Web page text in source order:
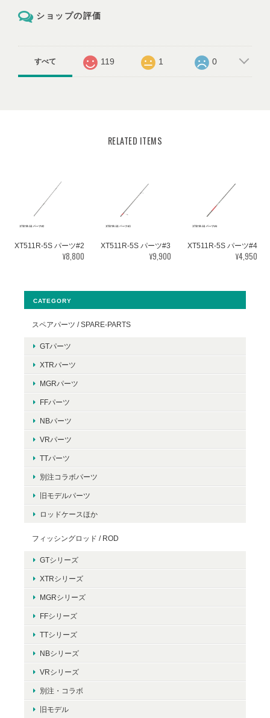
ショップの評価
すべて 119 1 0
RELATED ITEMS
XT511R-5S パーツ#2
¥8,800
XT511R-5S パーツ#3
¥9,900
XT511R-5S パーツ#4
¥4,950
CATEGORY
スペアパーツ / SPARE-PARTS
GTパーツ
XTRパーツ
MGRパーツ
FFパーツ
NBパーツ
VRパーツ
TTパーツ
別注コラボパーツ
旧モデルパーツ
ロッドケースほか
フィッシングロッド / ROD
GTシリーズ
XTRシリーズ
MGRシリーズ
FFシリーズ
TTシリーズ
NBシリーズ
VRシリーズ
別注・コラボ
旧モデル